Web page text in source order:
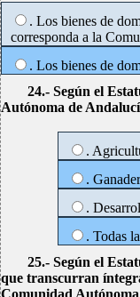
. Los bienes de
corresponda a la
. Los bienes de
24.- Según el
Autónoma de
.
.
.
. Todas
25.- Según el
que transcurran
Comunidad